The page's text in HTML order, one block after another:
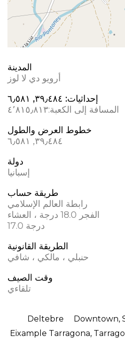
المدينة
أرويو دي لا لوز
إحداثيات: ٣٩٫٤٨٤, ؜٦٫٥٨١
المسافة إلى الكعبة:٤٬٨١٥٫٨١٣
خطوط العرض والطول
٣٩٫٤٨٤, ؜٦٫٥٨١
دولة
إسبانيا
طريقة حساب
رابطة العالم الإسلامي
الفجر 18.0 درجة ، العشاء
17.0 درجة
الطريقة القانونية
حنبلي ، مالكي ، شافي
وقت الصيف
تلقاءي
Deltebre Downtown,
Eixample Tarragona,